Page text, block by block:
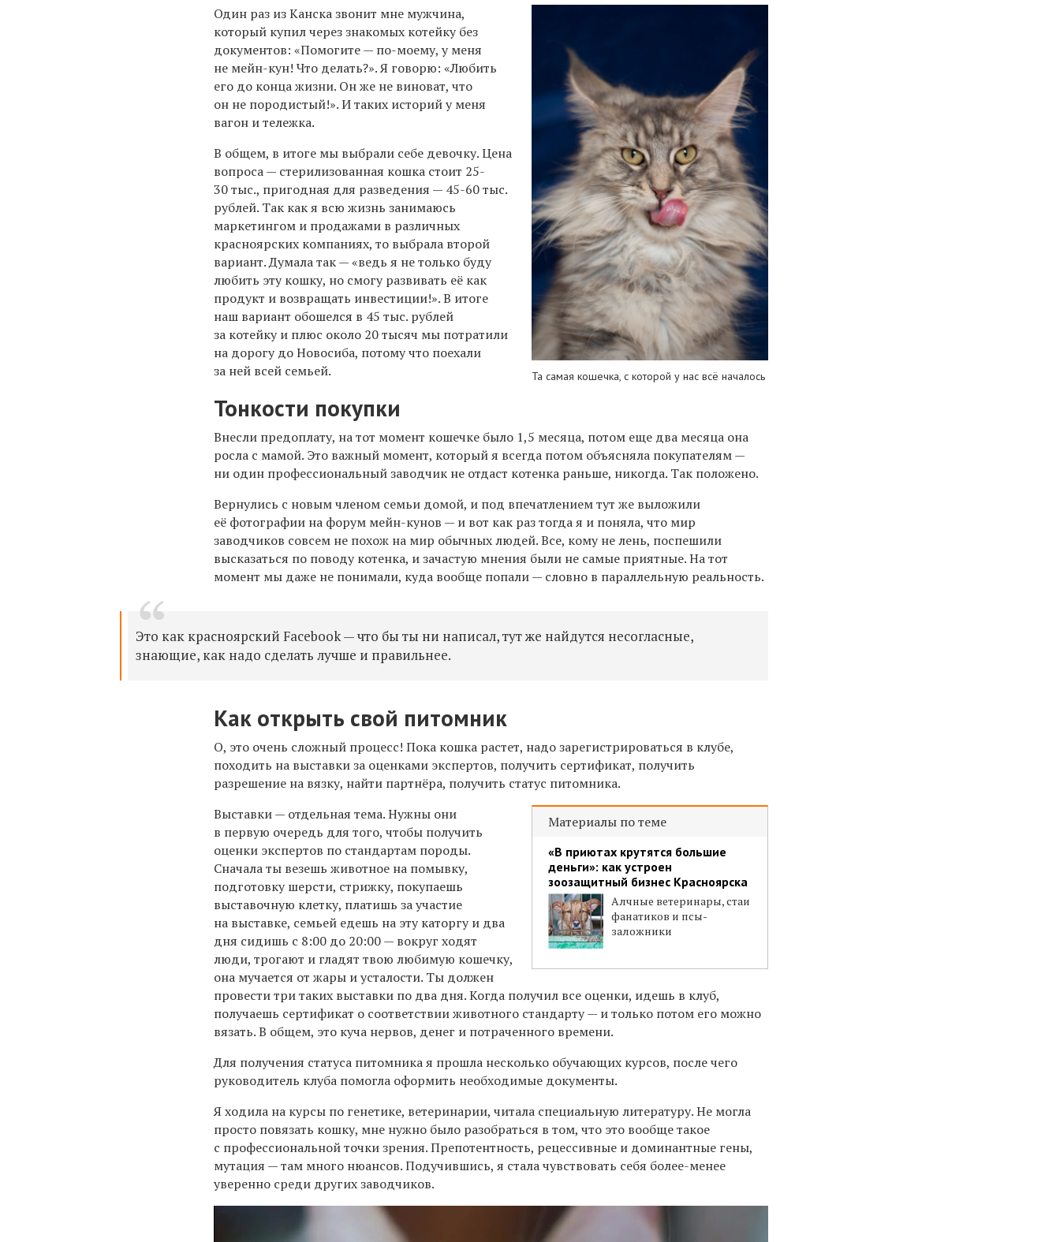
Та самая кошечка, с которой у нас всё началось
Один раз из Канска звонит мне мужчина,
который купил через знакомых котейку без
документов: «Помогите — по-моему, у меня
не мейн-кун! Что делать?». Я говорю: «Любить
его до конца жизни. Он же не виноват, что
он не породистый!». И таких историй у меня
вагон и тележка.
В общем, в итоге мы выбрали себе девочку. Цена
вопроса — стерилизованная кошка стоит 25-
30 тыс., пригодная для разведения — 45-60 тыс.
рублей. Так как я всю жизнь занимаюсь
маркетингом и продажами в различных
красноярских компаниях, то выбрала второй
вариант. Думала так — «ведь я не только буду
любить эту кошку, но смогу развивать её как
продукт и возвращать инвестиции!». В итоге
наш вариант обошелся в 45 тыс. рублей
за котейку и плюс около 20 тысяч мы потратили
на дорогу до Новосиба, потому что поехали
за ней всей семьей.
Тонкости покупки
Внесли предоплату, на тот момент кошечке было 1,5 месяца, потом еще два месяца она
росла с мамой. Это важный момент, который я всегда потом объясняла покупателям —
ни один профессиональный заводчик не отдаст котенка раньше, никогда. Так положено.
Вернулись с новым членом семьи домой, и под впечатлением тут же выложили
её фотографии на форум мейн-кунов — и вот как раз тогда я и поняла, что мир
заводчиков совсем не похож на мир обычных людей. Все, кому не лень, поспешили
высказаться по поводу котенка, и зачастую мнения были не самые приятные. На тот
момент мы даже не понимали, куда вообще попали — словно в параллельную реальность.
Это как красноярский Facebook — что бы ты ни написал, тут же найдутся несогласные,
знающие, как надо сделать лучше и правильнее.
Как открыть свой питомник
О, это очень сложный процесс! Пока кошка растет, надо зарегистрироваться в клубе,
походить на выставки за оценками экспертов, получить сертификат, получить
разрешение на вязку, найти партнёра, получить статус питомника.
Материалы по теме
«В приютах крутятся большие
деньги»: как устроен
зоозащитный бизнес Красноярска
Алчные ветеринары, стаи
фанатиков и псы-
заложники
Выставки — отдельная тема. Нужны они
в первую очередь для того, чтобы получить
оценки экспертов по стандартам породы.
Сначала ты везешь животное на помывку,
подготовку шерсти, стрижку, покупаешь
выставочную клетку, платишь за участие
на выставке, семьей едешь на эту каторгу и два
дня сидишь с 8:00 до 20:00 — вокруг ходят
люди, трогают и гладят твою любимую кошечку,
она мучается от жары и усталости. Ты должен
провести три таких выставки по два дня. Когда получил все оценки, идешь в клуб,
получаешь сертификат о соответствии животного стандарту — и только потом его можно
вязать. В общем, это куча нервов, денег и потраченного времени.
Для получения статуса питомника я прошла несколько обучающих курсов, после чего
руководитель клуба помогла оформить необходимые документы.
Я ходила на курсы по генетике, ветеринарии, читала специальную литературу. Не могла
просто повязать кошку, мне нужно было разобраться в том, что это вообще такое
с профессиональной точки зрения. Препотентность, рецессивные и доминантные гены,
мутация — там много нюансов. Подучившись, я стала чувствовать себя более-менее
уверенно среди других заводчиков.